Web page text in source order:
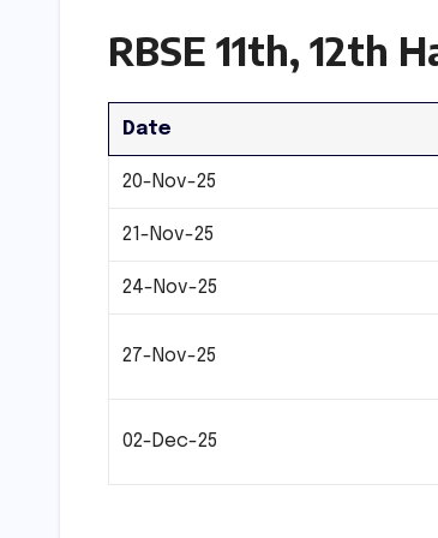
RBSE 11th, 12th
Date
20-Nov-25
21-Nov-25
24-Nov-25
27-Nov-25
02-Dec-25